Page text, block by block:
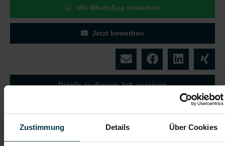
Zustimmung Details Über Cookies
Mit WhatsApp bewerben
Jetzt bewerben
Details zu diesem Job anzeigen
Linz, Oberösterreich